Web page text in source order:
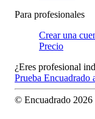
Para profesionales
Crear una
Precio
¿Eres profesional
Prueba Encuadrado
© Encuadrado 2026